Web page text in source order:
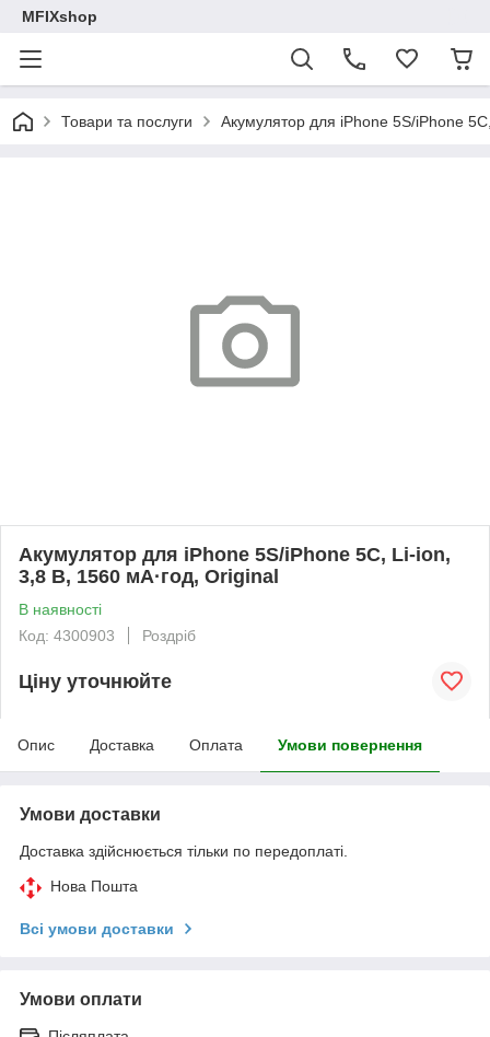
MFIXshop
Товари та послуги Акумулятор для iPhone 5S/iPhone
Акумулятор для iPhone 5S/iPhone 5C, Li-ion,
3,8 В, 1560 мА·год, Original
В наявності
Код: 4300903
Роздріб
Ціну уточнюйте
Опис Доставка Оплата Умови повернення
Умови доставки
Доставка здійснюється тільки по передоплаті.
Нова Пошта
Всі умови доставки
Умови оплати